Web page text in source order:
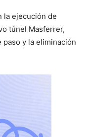
la ejecución de
túnel Masferrer,
y la eliminación